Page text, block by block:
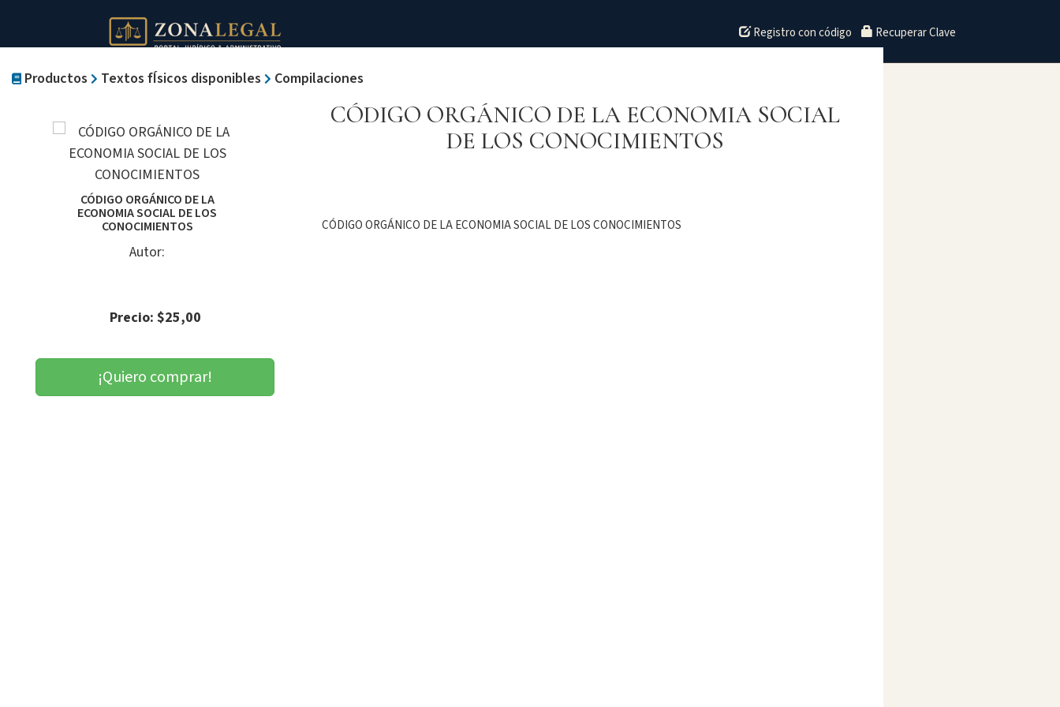
Registro con código Recuperar Clave
Productos Textos fÍsicos disponibles Compilaciones
CÓDIGO ORGÁNICO DE LA
ECONOMIA SOCIAL DE LOS
CONOCIMIENTOS
Autor:
Precio: $25,00
¡Quiero comprar!
CÓDIGO ORGÁNICO DE LA ECONOMIA SOCIAL
DE LOS CONOCIMIENTOS
CÓDIGO ORGÁNICO DE LA ECONOMIA SOCIAL DE LOS CONOCIMIENTOS